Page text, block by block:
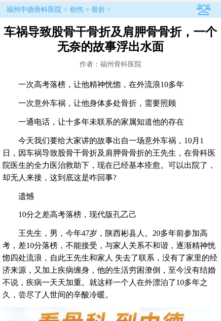
福州中德骨科医院> 创伤> 骨折>
车祸导致股骨干骨折及肩胛骨骨折，一个
无奈的故事浮出水面
作者：福州骨科医院
一次高考落榜，让他精神恍惚，在外流浪10多年
一次意外车祸，让他身体多处骨折，需要照顾
一通电话，让十多年未联系的家属知道他的存在
今天我们要给大家讲的故事出自一场意外车祸，10月1
日，因车祸导致股骨干骨折及肩胛骨骨折的王先生，在骨科医
院医生的全力医治救助下，现在已经基本痊愈。可以出院了，
却无人来接，这到底这是咋回事?
遗憾
10分之差高考落榜，现代版孔乙己
王先生，男，今年47岁，陕西彬县人。20多年前参加高
考，差10分落榜，不能接受，与家人关系不和谐，逐渐精神恍
惚四处流浪，自此王先生和家人 失去了联系，没有了家里的经
济来源，又加上疾病缠身，他的生活穷困潦倒，至今没有结婚
不说，疾病一天天加重。就这样一个人在外漂泊了10多年之
久，尝尽了人世间的辛酸冷暖。